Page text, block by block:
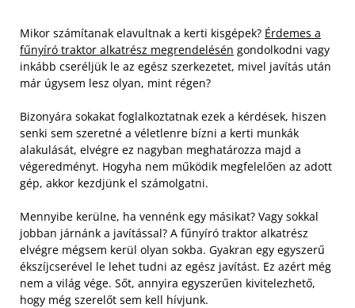
Mikor számítanak elavultnak a kerti kisgépek? Érdemes a
fűnyíró traktor alkatrész megrendelésén gondolkodni vagy
inkább cseréljük le az egész szerkezetet, mivel javítás után
már úgysem lesz olyan, mint régen?
Bizonyára sokakat foglalkoztatnak ezek a kérdések, hiszen
senki sem szeretné a véletlenre bízni a kerti munkák
alakulását, elvégre ez nagyban meghatározza majd a
végeredményt. Hogyha nem működik megfelelően az adott
gép, akkor kezdjünk el számolgatni.
Mennyibe kerülne, ha vennénk egy másikat? Vagy sokkal
jobban járnánk a javítással? A fűnyíró traktor alkatrész
elvégre mégsem kerül olyan sokba. Gyakran egy egyszerű
ékszíjcserével le lehet tudni az egész javítást. Ez azért még
nem a világ vége. Sőt, annyira egyszerűen kivitelezhető,
hogy még szerelőt sem kell hívjunk.